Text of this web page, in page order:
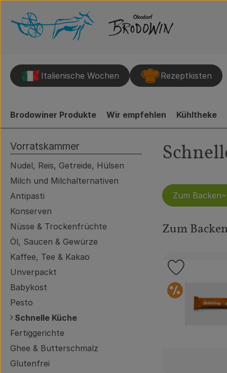
Italienische Wochen Rezeptkisten
Brodowiner Produkte Wir empfehlen Kühltheke
Vorratskammer
Nudel, Reis, Getreide, Hülsen
Milch und Milchalternativen
Antipasti
Konserven
Nüsse & Trockenfrüchte
Öl, Saucen & Gewürze
Kaffee, Tee & Kakao
Unverpackt
Babykost
Pesto
Schnelle Küche
Fertiggerichte
Ghee & Butterschmalz
Glutenfrei
Zum Backen
Zum
Produkt